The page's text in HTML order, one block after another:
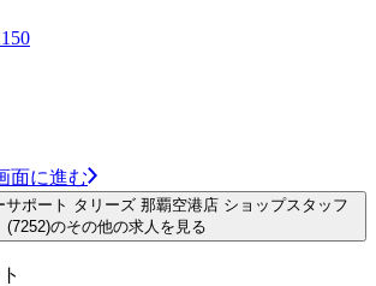
面に進む
サポート タリーズ 那覇空港店 ショップスタッフ
(7252)のその他の求人を見る